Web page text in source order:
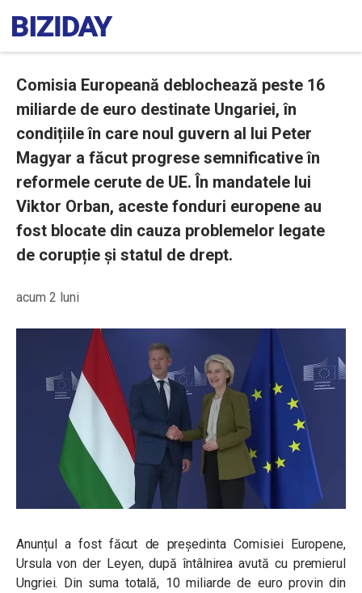
Comisia Europeană deblochează peste 16
miliarde de euro destinate Ungariei, în
condițiile în care noul guvern al lui Peter
Magyar a făcut progrese semnificative în
reformele cerute de UE. În mandatele lui
Viktor Orban, aceste fonduri europene au
fost blocate din cauza problemelor legate
de corupție și statul de drept.
acum 2 luni
Anunțul a fost făcut de președinta Comisiei Europene,
Ursula von der Leyen, după întâlnirea avută cu premierul
Ungriei. Din suma totală, 10 miliarde de euro provin din